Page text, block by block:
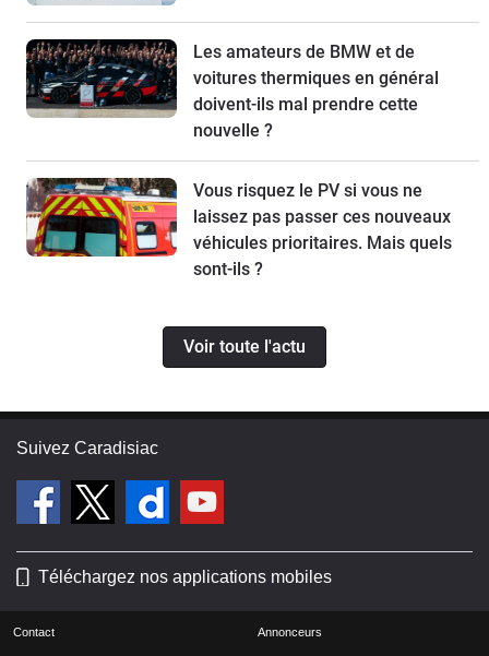
Les amateurs de BMW et de
voitures thermiques en général
doivent-ils mal prendre cette
nouvelle ?
Vous risquez le PV si vous ne
laissez pas passer ces nouveaux
véhicules prioritaires. Mais quels
sont-ils ?
Voir toute l'actu
Suivez Caradisiac
Téléchargez nos applications mobiles
Contact Annonceurs